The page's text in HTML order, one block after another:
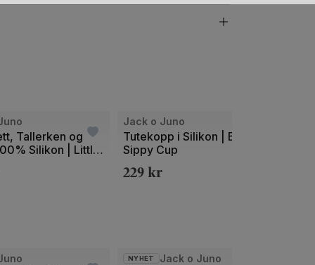
Tallerken og
Silikon | Little
Set
Bilde
av
Jack o Juno
Tutekopp i Silikon | Bubble
Sippy Cup
229kr
Bilde
NYHET Jack o Juno